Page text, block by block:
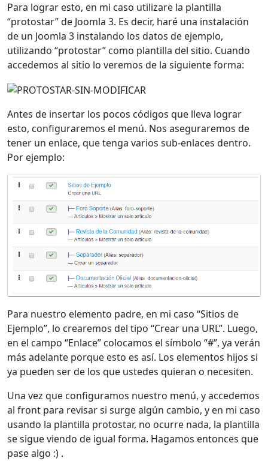
Para lograr esto, en mi caso utilizare la plantilla
“protostar” de Joomla 3. Es decir, haré una instalación
de un Joomla 3 instalando los datos de ejemplo,
utilizando “protostar” como plantilla del sitio. Cuando
accedemos al sitio lo veremos de la siguiente forma:
Antes de insertar los pocos códigos que lleva lograr
esto, configuraremos el menú. Nos aseguraremos de
tener un enlace, que tenga varios sub-enlaces dentro.
Por ejemplo:
Para nuestro elemento padre, en mi caso “Sitios de
Ejemplo”, lo crearemos del tipo “Crear una URL”. Luego,
en el campo “Enlace” colocamos el símbolo “#”, ya verán
más adelante porque esto es así. Los elementos hijos si
ya pueden ser de los que ustedes quieran o necesiten.
Una vez que configuramos nuestro menú, y accedemos
al front para revisar si surge algún cambio, y en mi caso
usando la plantilla protostar, no ocurre nada, la plantilla
se sigue viendo de igual forma. Hagamos entonces que
pase algo :) .